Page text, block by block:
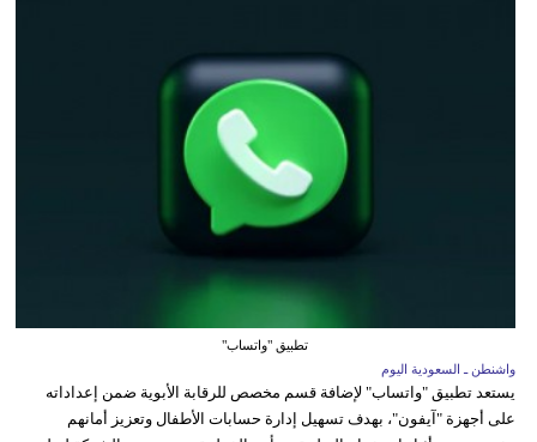
تطبيق "واتساب"
واشنطن ـ السعودية اليوم
يستعد تطبيق "واتساب" لإضافة قسم مخصص للرقابة الأبوية ضمن إعداداته
على أجهزة "آيفون"، بهدف تسهيل إدارة حسابات الأطفال وتعزيز أمانهم